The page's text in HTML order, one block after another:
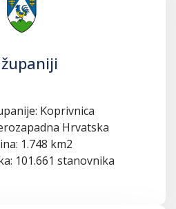
Koprivnica
Hrvatska
1.748 km2
101.661 stanovnika